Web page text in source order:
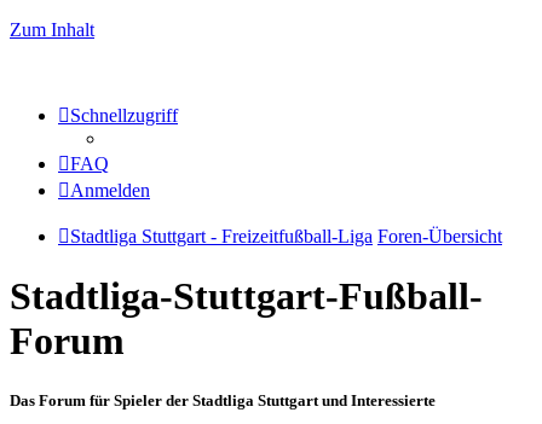
Zum Inhalt
Schnellzugriff
FAQ
Anmelden
Stadtliga Stuttgart - Freizeitfußball-Liga Foren-Übersicht
Stadtliga-Stuttgart-Fußball-
Forum
Das Forum für Spieler der Stadtliga Stuttgart und Interessierte